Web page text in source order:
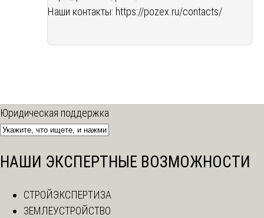
Наши контакты: https://pozex.ru/contacts/
Юридическая поддержка
НАШИ ЭКСПЕРТНЫЕ ВОЗМОЖНОСТИ
СТРОЙЭКСПЕРТИЗА
ЗЕМЛЕУСТРОЙСТВО